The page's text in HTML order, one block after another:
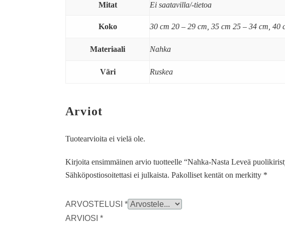
Mitat Ei saatavilla/-tietoa
Koko 30 cm 20 – 29 cm, 35 cm 25 – 34 cm, 40
Materiaali Nahka
Väri Ruskea
Arviot
Tuotearvioita ei vielä ole.
Kirjoita ensimmäinen arvio tuotteelle “Nahka-Nasta Leveä
Sähköpostiosoitettasi ei julkaista. Pakolliset kentät on merkitty *
ARVOSTELUSI*
ARVIOSI*